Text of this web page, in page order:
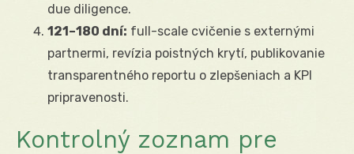
due diligence.
121–180 dní: full-scale cvičenie s externými
partnermi, revízia poistných krytí, publikovanie
transparentného reportu o zlepšeniach a KPI
pripravenosti.
Kontrolný zoznam pre